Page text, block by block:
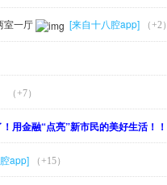
室一厅 [来自十八腔app] （+2）
（+7）
用金融“点亮”新市民的美好生活！！
app] （+15）